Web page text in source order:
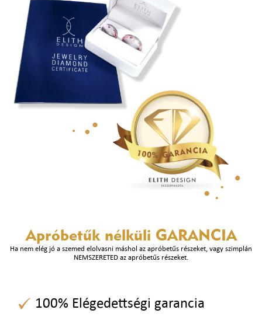
Apróbetűk nélküli GARANCIA
Ha nem elég jó a szemed elolvasni máshol az apróbetűs részeket, vagy szimplán
NEMSZERETED az apróbetűs részeket.
100% Elégedettségi garancia